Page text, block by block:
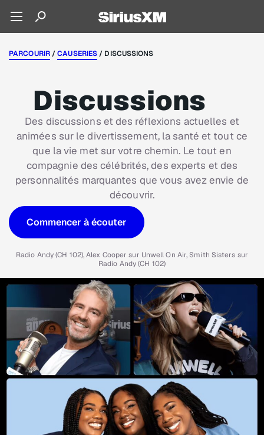
PARCOURIR/CAUSERIES / DISCUSSIONS
Discussions
Des discussions et des réflexions actuelles et
animées sur le divertissement, la santé et tout ce
que la vie met sur votre chemin. Le tout en
compagnie des célébrités, des experts et des
personnalités marquantes que vous avez envie de
découvrir.
Commencer à écouter
Radio Andy (CH 102), Alex Cooper sur Unwell On Air, Smith Sisters sur
Radio Andy (CH 102)